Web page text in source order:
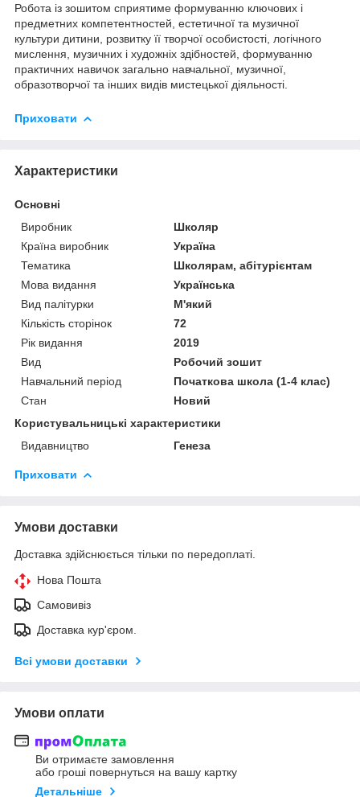
Робота із зошитом сприятиме формуванню ключових і
предметних компетентностей, естетичної та музичної
культури дитини, розвитку її творчої особистості, логічного
мислення, музичних і художніх здібностей, формуванню
практичних навичок загально навчальної, музичної,
образотворчої та інших видів мистецької діяльності.
Приховати
Характеристики
Основні
Виробник
Школяр
Країна виробник
Україна
Тематика
Школярам, абітурієнтам
Мова видання
Українська
Вид палітурки
М'який
Кількість сторінок
72
Рік видання
2019
Вид
Робочий зошит
Навчальний період
Початкова школа (1-4 клас)
Стан
Новий
Користувальницькі характеристики
Видавництво
Генеза
Приховати
Умови доставки
Доставка здійснюється тільки по передоплаті.
Нова Пошта
Самовивіз
Доставка кур'єром.
Всі умови доставки
Умови оплати
Ви отримаєте замовлення
або гроші повернуться на вашу картку
Детальніше